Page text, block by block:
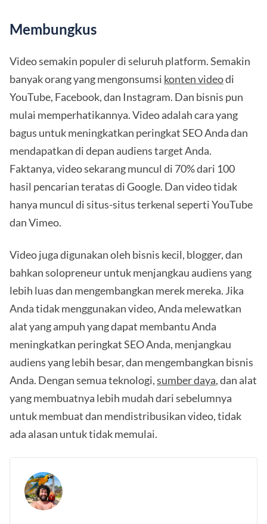
Membungkus
Video semakin populer di seluruh platform. Semakin
banyak orang yang mengonsumsi konten videodi
YouTube, Facebook, dan Instagram. Dan bisnis pun
mulai memperhatikannya. Video adalah cara yang
bagus untuk meningkatkan peringkat SEO Anda dan
mendapatkan di depan audiens target Anda.
Faktanya, video sekarang muncul di 70% dari 100
hasil pencarian teratas di Google. Dan video tidak
hanya muncul di situs-situs terkenal seperti YouTube
dan Vimeo.
Video juga digunakan oleh bisnis kecil, blogger, dan
bahkan solopreneur untuk menjangkau audiens yang
lebih luas dan mengembangkan merek mereka. Jika
Anda tidak menggunakan video, Anda melewatkan
alat yang ampuh yang dapat membantu Anda
meningkatkan peringkat SEO Anda, menjangkau
audiens yang lebih besar, dan mengembangkan bisnis
Anda. Dengan semua teknologi,sumber daya, dan alat
yang membuatnya lebih mudah dari sebelumnya
untuk membuat dan mendistribusikan video, tidak
ada alasan untuk tidak memulai.